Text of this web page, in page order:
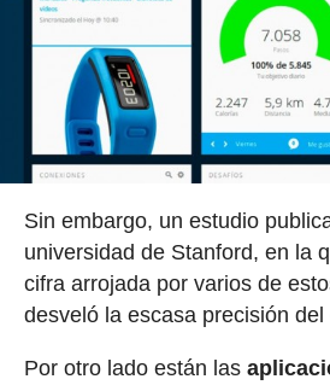
Sin embargo, un estudio
universidad de Stanford, en la
cifra arrojada por varios de
desveló la escasa precisión
Por otro lado están las